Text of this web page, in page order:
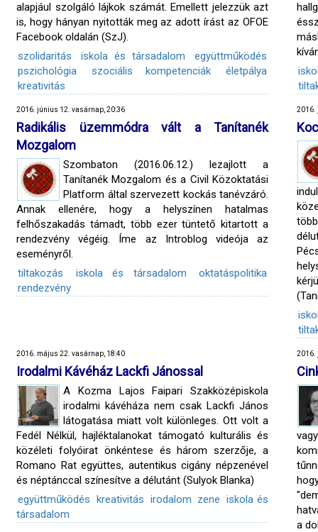
alapjául szolgáló lájkok számát. Emellett jelezzük azt
is, hogy hányan nyitották meg az adott írást az OFOE
Facebook oldalán (SzJ).
szolidaritás
iskola és társadalom
együttműködés
pszichológia
szociális kompetenciák
életpálya
kreativitás
2016. június 12. vasárnap, 20:36
Radikális üzemmódra vált a Tanítanék
Mozgalom
Szombaton (2016.06.12.) lezajlott a
Tanítanék Mozgalom és a Civil Közoktatási
Platform által szervezett kockás tanévzáró.
Annak ellenére, hogy a helyszínen hatalmas
felhőszakadás támadt, több ezer tüntető kitartott a
rendezvény végéig. Íme az Introblog videója az
eseményről.
tiltakozás
iskola és társadalom
oktatáspolitika
rendezvény
2016.
2016. május 22. vasárnap, 18:40
Irodalmi Kávéház Lackfi Jánossal
A Kozma Lajos Faipari Szakközépiskola
irodalmi kávéháza nem csak Lackfi János
látogatása miatt volt különleges. Ott volt a
Fedél Nélkül, hajléktalanokat támogató kulturális és
közéleti folyóirat önkéntese és három szerzője, a
Romano Rat együttes, autentikus cigány népzenével
és néptánccal színesítve a délutánt (Sulyok Blanka)
együttműködés kreativitás irodalom zene iskola és
társadalom
2016.
a